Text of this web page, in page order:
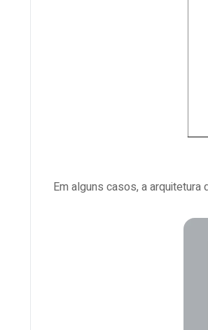
Em alguns casos, a